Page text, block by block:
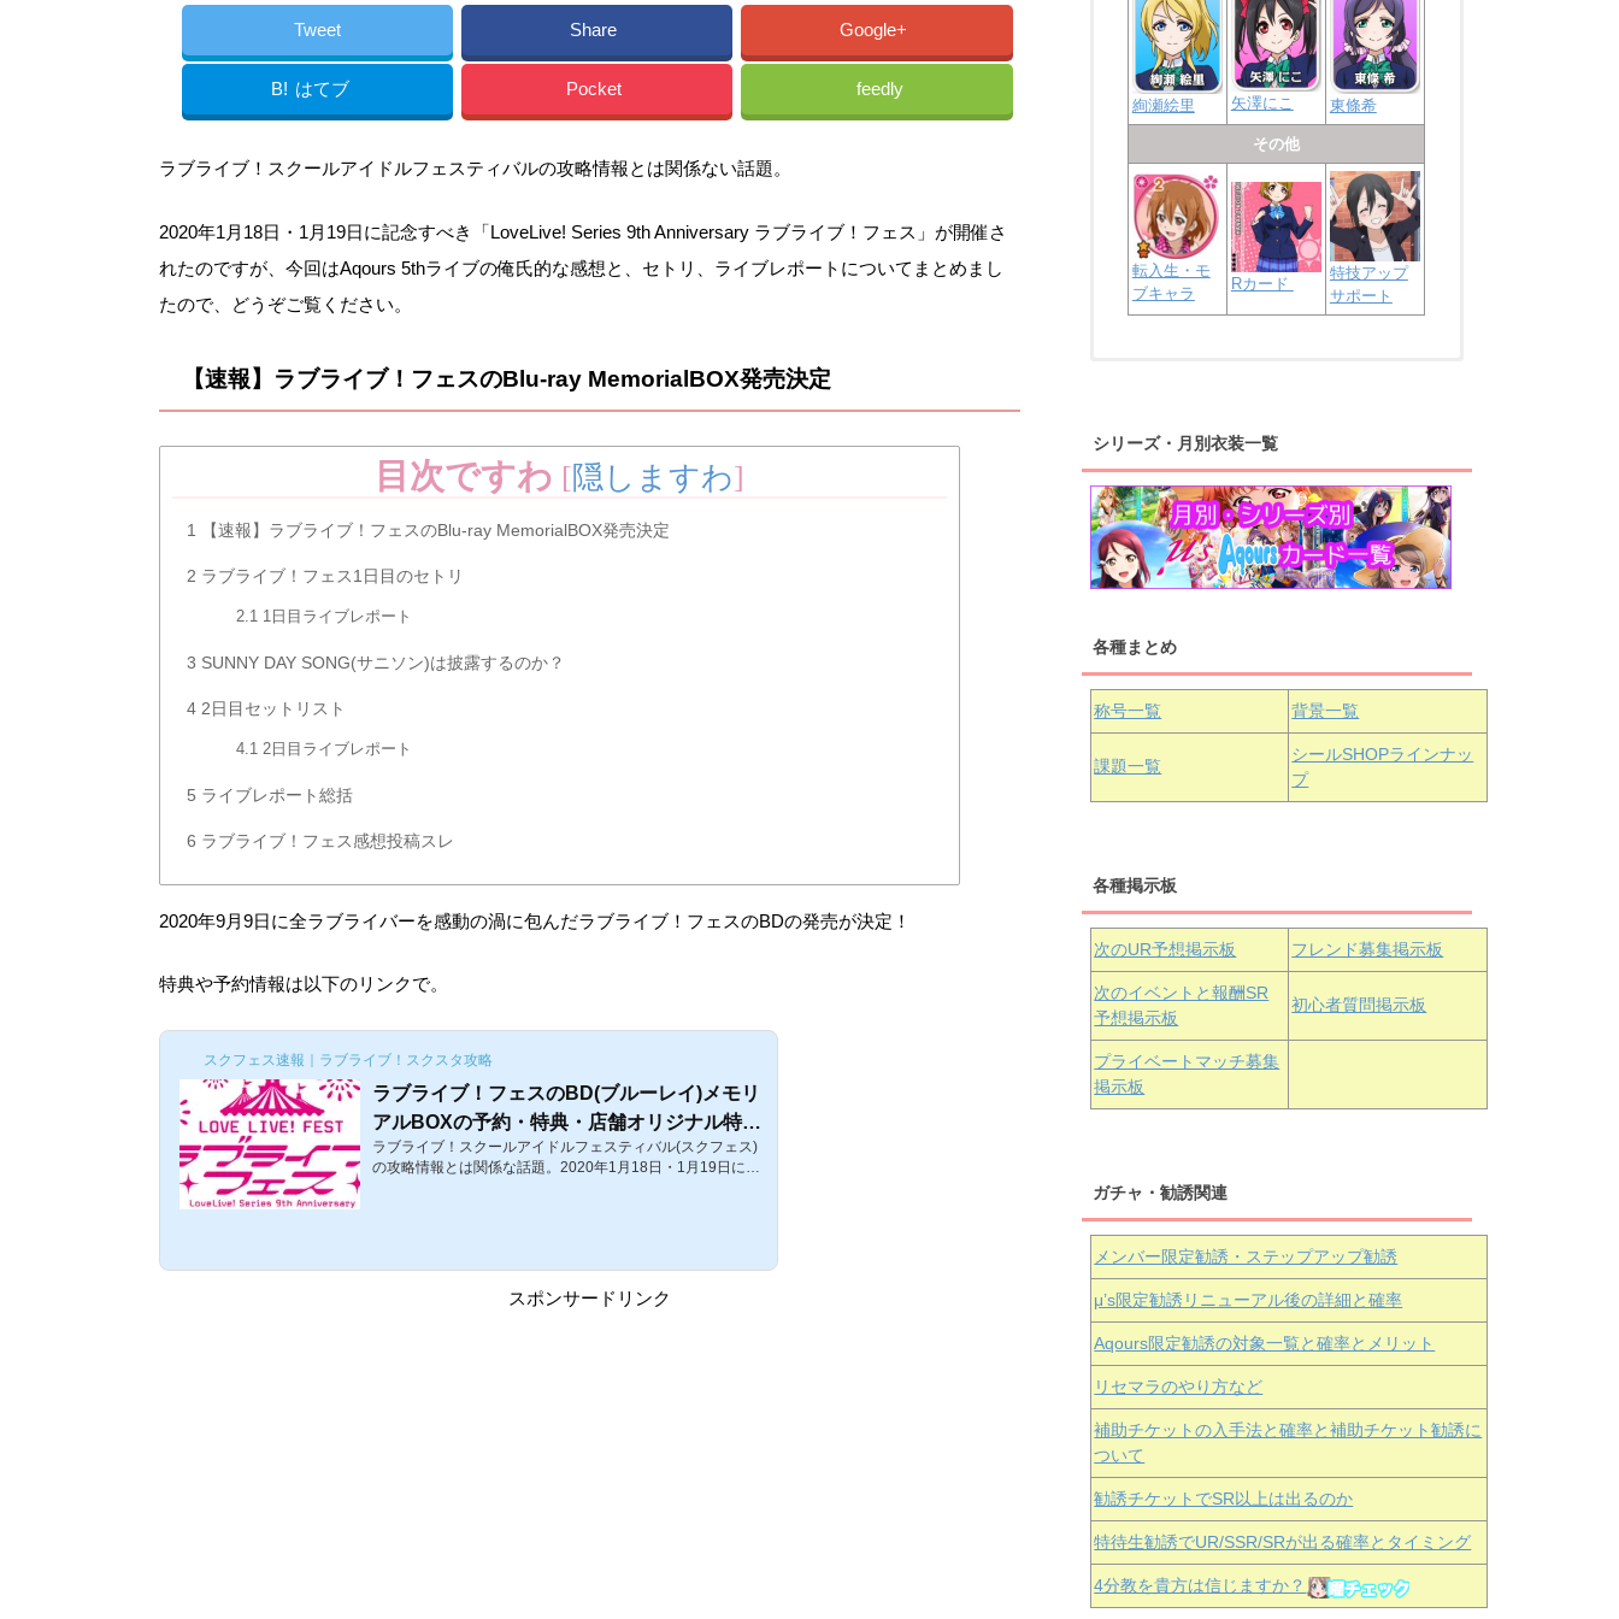
Tweet Share Google+
B! はてブ Pocket feedly
ラブライブ！スクールアイドルフェスティバルの攻略情報とは関係ない話題。
2020年1月18日・1月19日に記念すべき「LoveLive! Series 9th Anniversary ラブライブ！フェス」が開催さ
れたのですが、今回はAqours 5thライブの俺氏的な感想と、セトリ、ライブレポートについてまとめまし
たので、どうぞご覧ください。
【速報】ラブライブ！フェスのBlu-ray MemorialBOX発売決定
目次ですわ [隠しますわ]
1 【速報】ラブライブ！フェスのBlu-ray MemorialBOX発売決定
2 ラブライブ！フェス1日目のセトリ
2.1 1日目ライブレポート
3 SUNNY DAY SONG(サニソン)は披露するのか？
4 2日目セットリスト
4.1 2日目ライブレポート
5 ライブレポート総括
6 ラブライブ！フェス感想投稿スレ
2020年9月9日に全ラブライバーを感動の渦に包んだラブライブ！フェスのBDの発売が決定！
特典や予約情報は以下のリンクで。
スクフェス速報｜ラブライブ！スクスタ攻略
ラブライブ！フェスのBD(ブルーレイ)メモリ
アルBOXの予約・特典・店舗オリジナル特典
まとめ【ラブライブ！スクフェス】
ラブライブ！スクールアイドルフェスティバル(スクフェス)
の攻略情報とは関係な話題。2020年1月18日・1月19日に行
ーナにて開催された「ラブライブ！フェス」のBDが発売決
定しました！今回は各シリーズに分かれた店舗オリジナル特
典に加え、店舗オリジナル特典とは異なる立ち絵イラストを
スポンサードリンク
絢瀬絵里 矢澤にこ 東條希
その他
転入生・モ
ブキャラ
Rカード
特技アップ
サポート
桜内梨子 高海千歌 渡辺曜
浦の星女学院1年生
津島善子 黒澤ルビィ 国木田花丸
浦の星女学院3年生
黒澤ダイヤ
上原歩夢 宮下愛 優木せつ菜
虹ヶ咲学園1年生
中須かすみ 天王寺璃奈 桜坂しずく
近江彼方
エマ・ヴェ
シリーズ・月別衣装一覧
各種まとめ
称号一覧 背景一覧
課題一覧
シールSHOPラインナッ
プ
各種掲示板
次のUR予想掲示板 フレンド募集掲示板
次のイベントと報酬SR
予想掲示板
初心者質問掲示板
プライベートマッチ募集
掲示板
ガチャ・勧誘関連
メンバー限定勧誘・ステップアップ勧誘
μ’s限定勧誘リニューアル後の詳細と確率
Aqours限定勧誘の対象一覧と確率とメリット
リセマラのやり方など
補助チケットの入手法と確率と補助チケット勧誘に
ついて
勧誘チケットでSR以上は出るのか
特待生勧誘でUR/SSR/SRが出る確率とタイミング
4分教を貴方は信じますか？